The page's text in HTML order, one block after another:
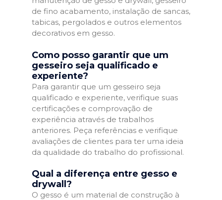
de fino acabamento, instalação de sancas,
tabicas, pergolados e outros elementos
decorativos em gesso.
Como posso garantir que um
gesseiro seja qualificado e
experiente?
Para garantir que um gesseiro seja
qualificado e experiente, verifique suas
certificações e comprovação de
experiência através de trabalhos
anteriores. Peça referências e verifique
avaliações de clientes para ter uma ideia
da qualidade do trabalho do profissional.
Qual a diferença entre gesso e
drywall?
O gesso é um material de construção à